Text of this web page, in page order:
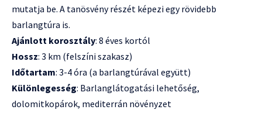
mutatja be. A tanösvény részét képezi egy rövidebb
barlangtúra is.
Ajánlott korosztály: 8 éves kortól
Hossz: 3 km (felszíni szakasz)
Időtartam: 3-4 óra (a barlangtúrával együtt)
Különlegesség: Barlanglátogatási lehetőség,
dolomitkopárok, mediterrán növényzet